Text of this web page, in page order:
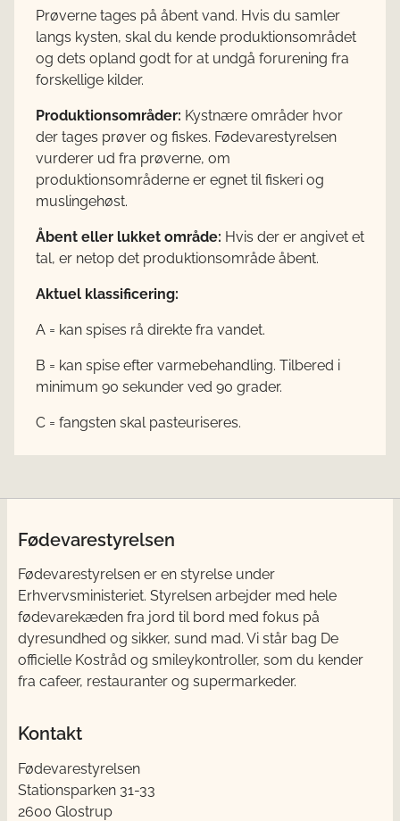
Prøverne tages på åbent vand. Hvis du samler
langs kysten, skal du kende produktionsområdet
og dets opland godt for at undgå forurening fra
forskellige kilder.
Produktionsområder: Kystnære områder hvor
der tages prøver og fiskes. Fødevarestyrelsen
vurderer ud fra prøverne, om
produktionsområderne er egnet til fiskeri og
muslingehøst.
Åbent eller lukket område: Hvis der er angivet et
tal, er netop det produktionsområde åbent.
Aktuel klassificering:
A = kan spises rå direkte fra vandet.
B = kan spise efter varmebehandling. Tilbered i
minimum 90 sekunder ved 90 grader.
C = fangsten skal pasteuriseres.
Fødevarestyrelsen
Fødevarestyrelsen er en styrelse under
Erhvervsministeriet. Styrelsen arbejder med hele
fødevarekæden fra jord til bord med fokus på
dyresundhed og sikker, sund mad. Vi står bag De
officielle Kostråd og smileykontroller, som du kender
fra cafeer, restauranter og supermarkeder.
Kontakt
Fødevarestyrelsen
Stationsparken 31-33
2600 Glostrup